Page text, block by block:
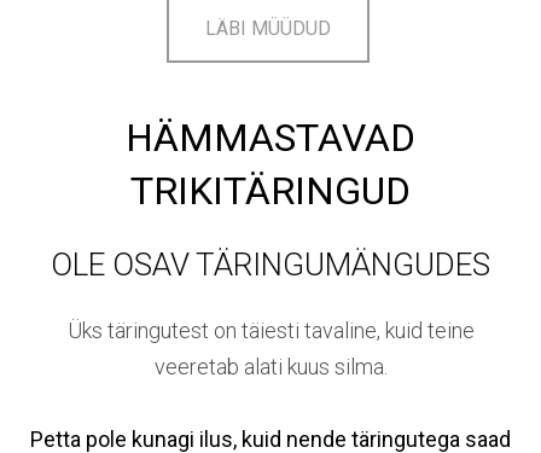
LÄBI MÜÜDUD
HÄMMASTAVAD
TRIKITÄRINGUD
OLE OSAV TÄRINGUMÄNGUDES
Üks täringutest on täiesti tavaline, kuid teine
veeretab alati kuus silma.
Petta pole kunagi ilus, kuid nende täringutega saad